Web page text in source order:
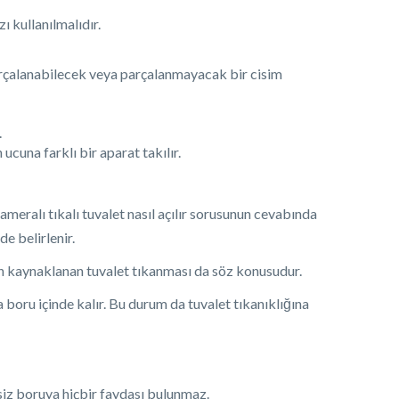
kullanılmalıdır.
veya parçalanmayacak bir cisim
farklı bir aparat takılır.
tıkalı tuvalet nasıl açılır sorusunun cevabında
de belirlenir.
tuvalet tıkanması da söz konusudur.
içinde kalır. Bu durum da tuvalet tıkanıklığına
boruya hiçbir faydası bulunmaz.